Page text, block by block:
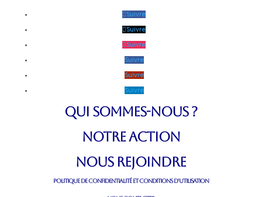
Suivre
Suivre
Suivre
Suivre
Suivre
Suivre
QUI SOMMES-NOUS ?
NOTRE ACTION
NOUS REJOINDRE
POLITIQUE DE CONFIDENTIALITÉ ET CONDITIONS D’UTILISATION